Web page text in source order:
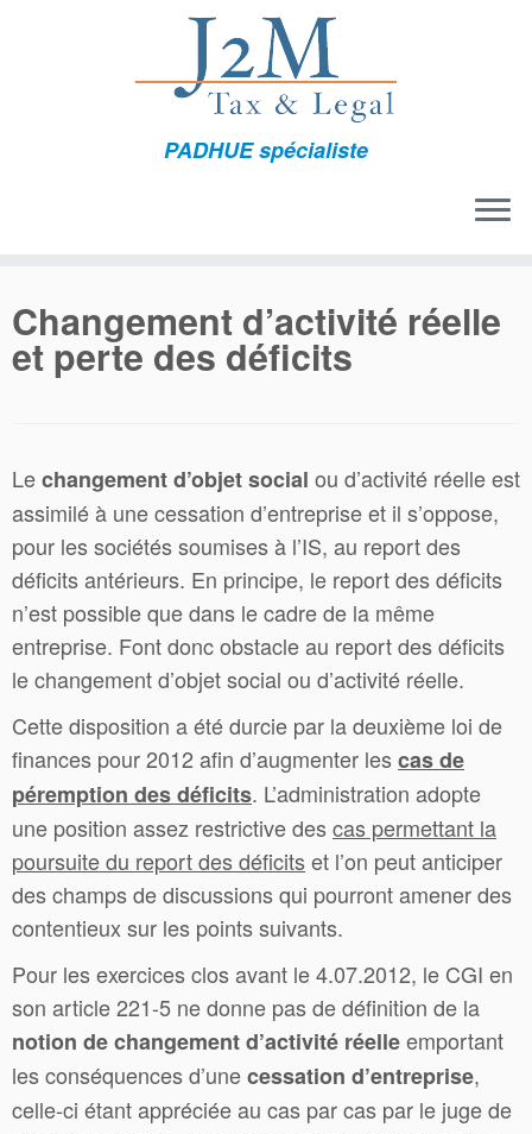
PADHUE spécialiste
Changement d’activité réelle
et perte des déficits
Lechangement d’objet social ou d’activité réelle est
assimilé à une cessation d’entreprise et il s’oppose,
pour les sociétés soumises à l’IS, au report des
déficits antérieurs. En principe, le report des déficits
n’est possible que dans le cadre de la même
entreprise. Font donc obstacle au report des déficits
le changement d’objet social ou d’activité réelle.
Cette disposition a été durcie par la deuxième loi de
finances pour 2012 afin d’augmenter lescas de
péremption des déficits. L’administration adopte
une position assez restrictive descas permettant la
poursuite du report des déficitset l’on peut anticiper
des champs de discussions qui pourront amener des
contentieux sur les points suivants.
Pour les exercices clos avant le 4.07.2012, le CGI en
son article 221-5 ne donne pas de définition de la
notion de changement d’activité réelleemportant
les conséquences d’unecessation d’entreprise,
celle-ci étant appréciée au cas par cas par le juge de